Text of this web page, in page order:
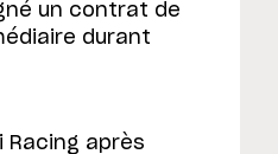
un contrat de
durant
Racing après